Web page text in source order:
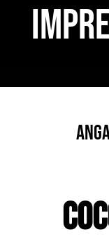
Reservierung &